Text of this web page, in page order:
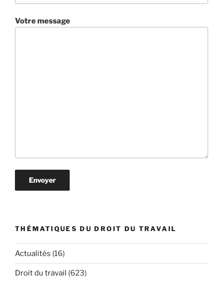
Votre message
THÉMATIQUES DU DROIT DU TRAVAIL
Actualités (16)
Droit du travail (623)